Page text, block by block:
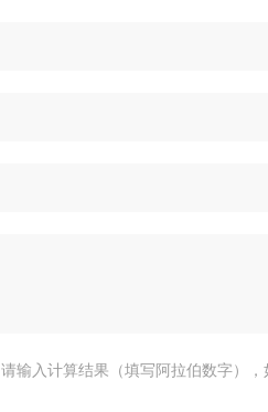
请输入计算结果（填写阿拉伯数字），